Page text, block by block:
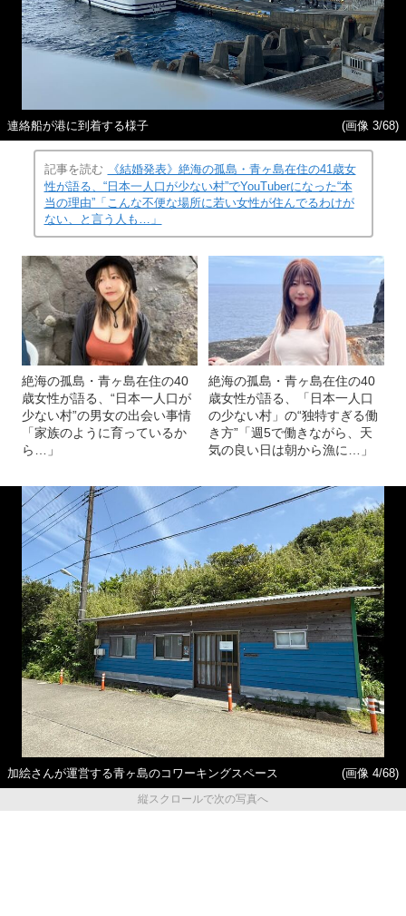
連絡船が港に到着する様子 (画像 3/68)
記事を読む
《結婚発表》絶海の孤島・青ヶ島在住の41歳女
性が語る、“日本一人口が少ない村”でYouTuberになった“本
当の理由”「こんな不便な場所に若い女性が住んでるわけが
ない、と言う人も…」
絶海の孤島・青ヶ島在住の40
歳女性が語る、“日本一人口が
少ない村”の男女の出会い事情
「家族のように育っているか
ら…」
絶海の孤島・青ヶ島在住の40
歳女性が語る、「日本一人口
の少ない村」の“独特すぎる働
き方”「週5で働きながら、天
気の良い日は朝から漁に…」
加絵さんが運営する青ヶ島のコワーキングスペース
(画像 4/68)
縦スクロールで次の写真へ